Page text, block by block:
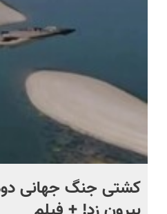
رایگان+پرداخت
اقساطی😍
کشتی‌ جنگ جهانی